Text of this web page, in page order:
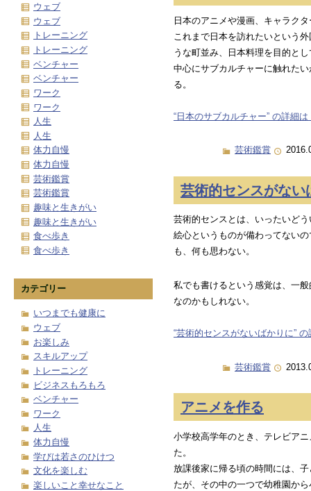
日本のアニメや漫画、キャラク
これまで日本を訪れたいという
うな町並み、日本料理を目的と
中心にサブカルチャーに触れた
る。
“日本のサブカルチャー” の詳細は
芸術鑑賞
芸術的センスがない
芸術的センスとは、いったいど
絵心というものが備わってない
も、何も思わない。
私でも書けるという感覚は、一
なのかもしれない。
“芸術的センスがないばかりに”
芸術鑑賞
アニメを作る
小学校高学年のとき、テレビア
た。
放課後家に帰る頃の時間には、
たが、その中の一つで幼稚園か
ウェブ
ウェブ
トレーニング
トレーニング
ベンチャー
ベンチャー
ワーク
ワーク
人生
人生
体力自慢
体力自慢
芸術鑑賞
芸術鑑賞
趣味と生きがい
趣味と生きがい
食べ歩き
食べ歩き
カテゴリー
いつまでも健康に
ウェブ
お楽しみ
スキルアップ
トレーニング
ビジネスもろもろ
ベンチャー
ワーク
人生
体力自慢
学びは若さのひけつ
文化を楽しむ
楽しいこと幸せなこと